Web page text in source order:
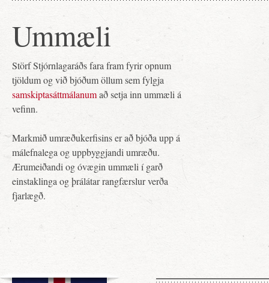
Ummæli
Störf Stjórnlagaráðs fara fram fyrir opnum
tjöldum og við bjóðum öllum sem fylgja
samskiptasáttmálanumað setja inn ummæli á
vefinn.
Markmið umræðukerfisins er að bjóða upp á
málefnalega og uppbyggjandi umræðu.
Ærumeiðandi og óvægin ummæli í garð
einstaklinga og þrálátar rangfærslur verða
fjarlægð.